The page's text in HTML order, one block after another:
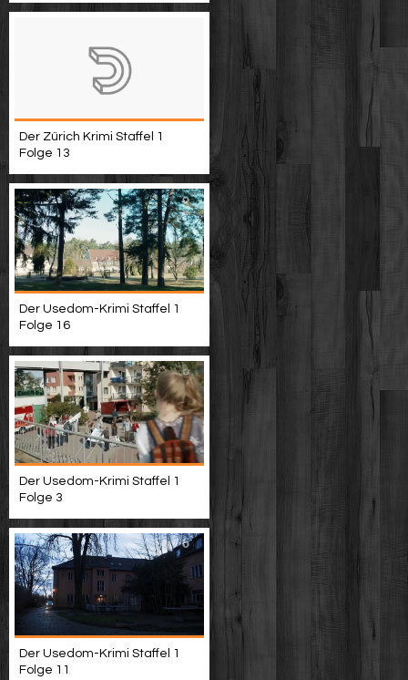
Der Zürich Krimi Staffel 1
Folge 13
Der Usedom-Krimi Staffel 1
Folge 16
Der Usedom-Krimi Staffel 1
Folge 3
Der Usedom-Krimi Staffel 1
Folge 11